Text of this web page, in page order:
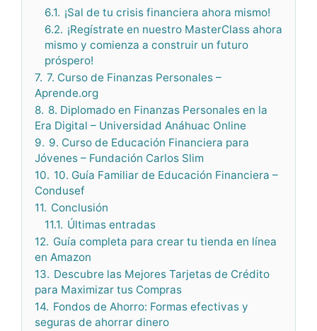
6.1. ¡Sal de tu crisis financiera ahora mismo!
6.2. ¡Regístrate en nuestro MasterClass ahora
mismo y comienza a construir un futuro
próspero!
7. 7. Curso de Finanzas Personales –
Aprende.org
8. 8. Diplomado en Finanzas Personales en la
Era Digital – Universidad Anáhuac Online
9. 9. Curso de Educación Financiera para
Jóvenes – Fundación Carlos Slim
10. 10. Guía Familiar de Educación Financiera –
Condusef
11. Conclusión
11.1. Últimas entradas
12. Guía completa para crear tu tienda en línea
en Amazon
13. Descubre las Mejores Tarjetas de Crédito
para Maximizar tus Compras
14. Fondos de Ahorro: Formas efectivas y
seguras de ahorrar dinero